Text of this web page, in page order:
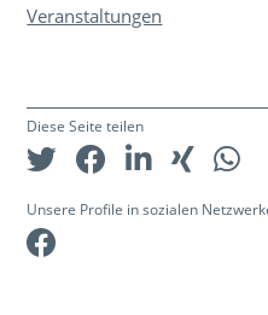
Veranstaltungen
Diese Seite teilen
Unsere Profile in sozialen